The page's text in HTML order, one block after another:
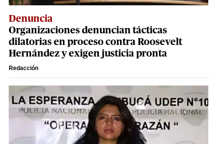
Denuncia
Organizaciones denuncian tácticas
dilatorias en proceso contra Roosevelt
Hernández y exigen justicia pronta
Redacción